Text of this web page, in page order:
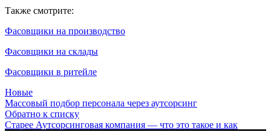
Также смотрите:
Фасовщики на производство
Фасовщики на склады
Фасовщики в ритейле
Новые
Массовый подбор персонала через аутсорсинг
Обратно к списку
Старее Аутсорсинговая компания — что это такое и как